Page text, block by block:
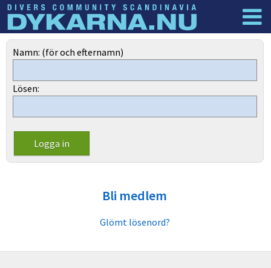
Dyknyheter
Namn: (för och efternamn)
Lösen:
Bli medlem
Glömt lösenord?